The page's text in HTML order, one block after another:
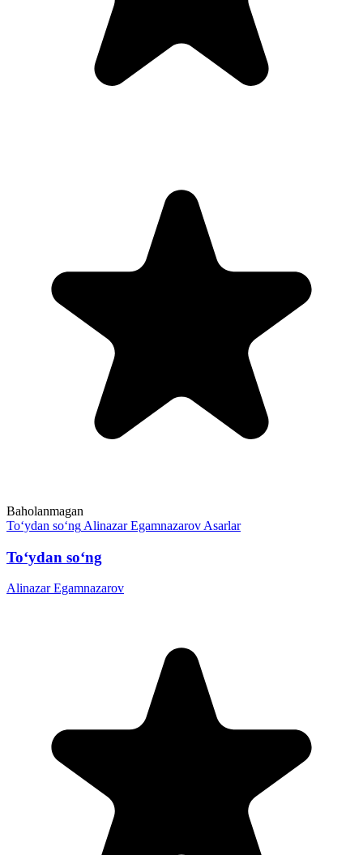
Baholanmagan
To‘ydan so‘ng Alinazar Egamnazarov Asarlar
To‘ydan so‘ng
Alinazar Egamnazarov